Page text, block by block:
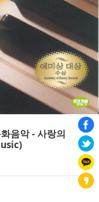
음악 - 사랑의